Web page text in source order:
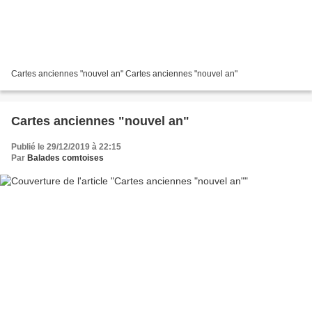
Cartes anciennes "nouvel an" Cartes anciennes "nouvel an"
Cartes anciennes "nouvel an"
Publié le 29/12/2019 à 22:15
Par Balades comtoises